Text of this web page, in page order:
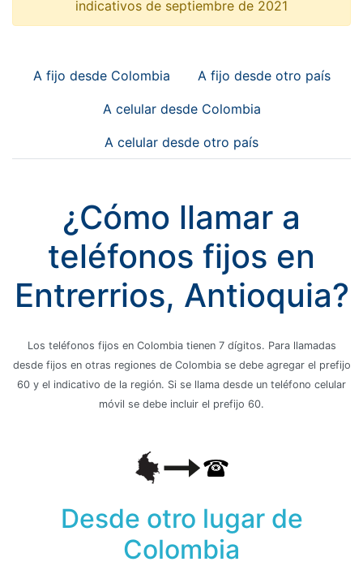
indicativos de septiembre de 2021
A fijo desde Colombia A fijo desde otro país
A celular desde Colombia
A celular desde otro país
¿Cómo llamar a
teléfonos fijos en
Entrerrios, Antioquia?
Los teléfonos fijos en Colombia tienen 7 dígitos. Para llamadas
desde fijos en otras regiones de Colombia se debe agregar el prefijo
60 y el indicativo de la región. Si se llama desde un teléfono celular
móvil se debe incluir el prefijo 60.
Desde otro lugar de
Colombia